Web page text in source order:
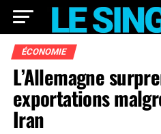
ÉCONOMIE
L’Allemagne
exportations
Iran